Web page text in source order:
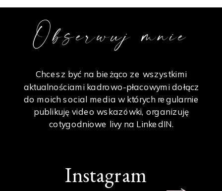
Obserwuj mnie
Instagram
Chcesz być na bieżąco ze wszystkimi
aktualnościami kadrowo-płacowymi dołącz
do moich social media w których regularnie
publikuję video wskazówki, organizuję
cotygodniowe livy na LinkedIN.